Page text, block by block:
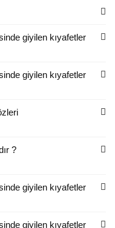
giyilen kıyafetler
giyilen kıyafetler
?
giyilen kıyafetler
giyilen kıyafetler